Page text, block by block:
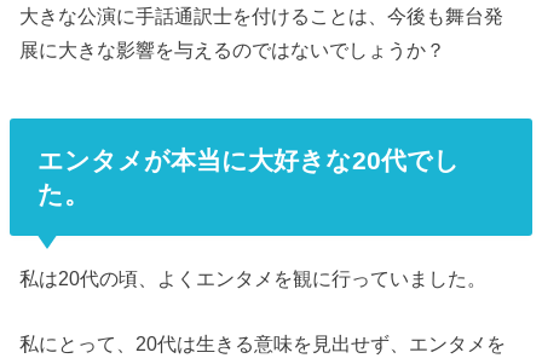
大きな公演に手話通訳士を付けることは、今後も舞台発
展に大きな影響を与えるのではないでしょうか？
エンタメが本当に大好きな20代でし
た。
私は20代の頃、よくエンタメを観に行っていました。
私にとって、20代は生きる意味を見出せず、エンタメを